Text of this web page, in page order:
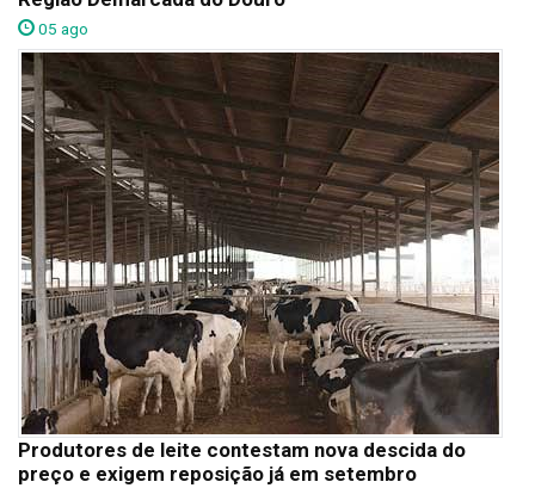
05 ago
Produtores de leite contestam nova descida do
preço e exigem reposição já em setembro